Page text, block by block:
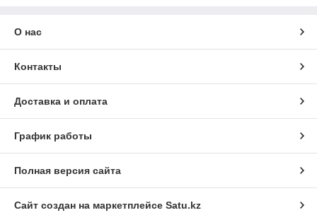
О нас
Контакты
Доставка и оплата
График работы
Полная версия сайта
Сайт создан на маркетплейсе Satu.kz